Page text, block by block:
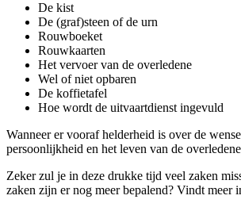
De kist
De (graf)steen of de urn
Rouwboeket
Rouwkaarten
Het vervoer van de overledene
Wel of niet opbaren
De koffietafel
Hoe wordt de uitvaartdienst ingevuld
Wanneer er vooraf helderheid is over de
persoonlijkheid en het leven van de
Zeker zul je in deze drukke tijd veel zaken
zaken zijn er nog meer bepalend? Vindt meer